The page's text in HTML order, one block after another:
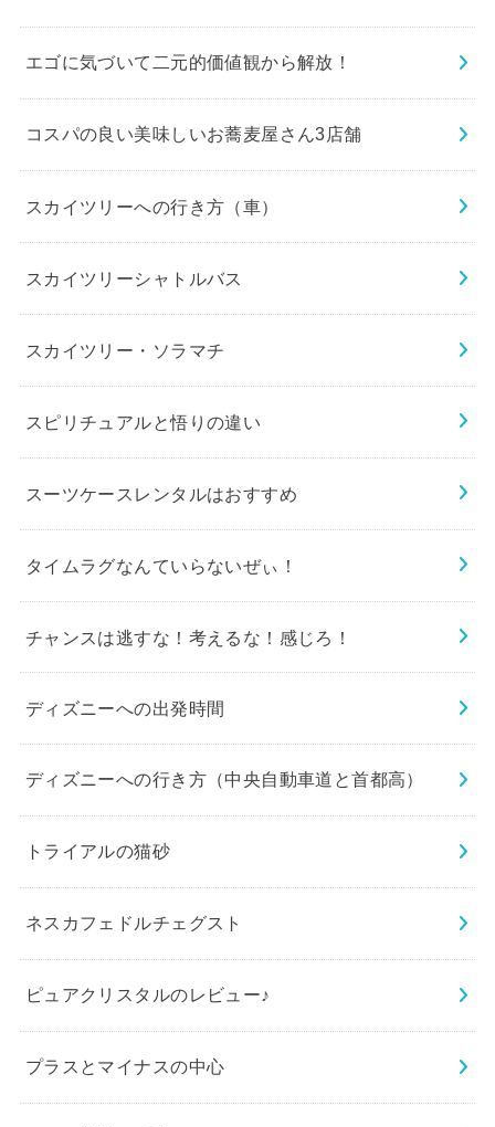
エゴに気づいて二元的価値観から解放！
コスパの良い美味しいお蕎麦屋さん3店舗
スカイツリーへの行き方（車）
スカイツリーシャトルバス
スカイツリー・ソラマチ
スピリチュアルと悟りの違い
スーツケースレンタルはおすすめ
タイムラグなんていらないぜぃ！
チャンスは逃すな！考えるな！感じろ！
ディズニーへの出発時間
ディズニーへの行き方（中央自動車道と首都高）
トライアルの猫砂
ネスカフェドルチェグスト
ピュアクリスタルのレビュー♪
プラスとマイナスの中心